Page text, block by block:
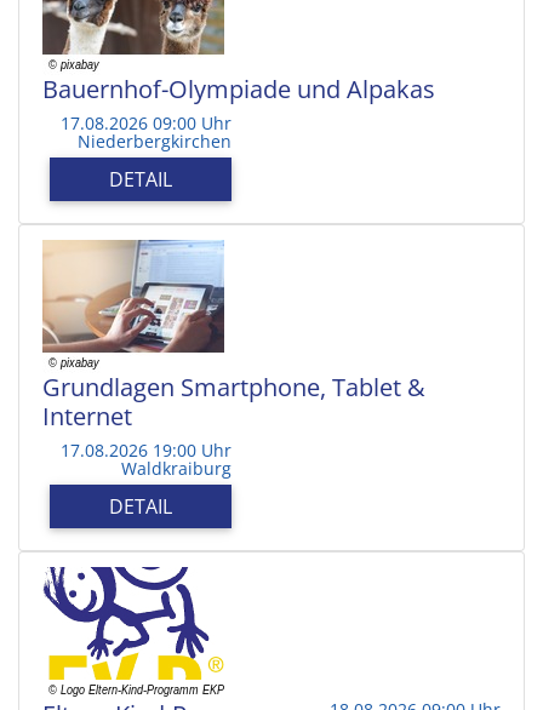
Bauernhof-Olympiade und Alpakas
17.08.2026 09:00 Uhr
Niederbergkirchen
DETAIL
Grundlagen Smartphone, Tablet &
Internet
17.08.2026 19:00 Uhr
Waldkraiburg
DETAIL